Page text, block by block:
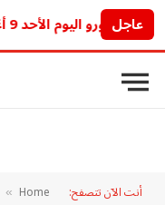
عاجل
الأحد 9 أغسطس 2026 أمام الجنيه المصري.. تراجع جديد في البنوك
أنت الآن تتصفح: Home
»